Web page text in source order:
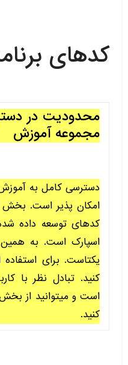
کدهای
محدودیت در
مجموعه آموزش
دسترسی کامل به
امکان پذیر است.
کدهای توسعه داده
اسپارک است. به
یکتاست. برای
کنید. تبادل نظر با
است و میتوانید از
کنید.